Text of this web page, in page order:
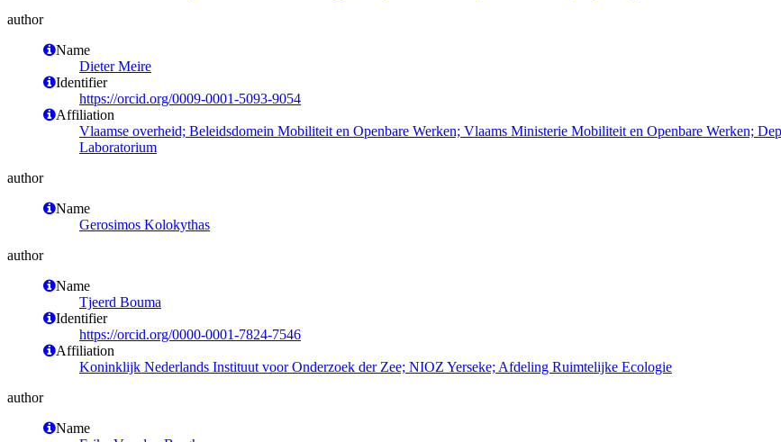
author
Name
Dieter Meire
Identifier
https://orcid.org/0009-0001-5093-9054
Affiliation
Vlaamse overheid; Beleidsdomein Mobiliteit en Openbare Werken; Vlaams Ministerie Mobiliteit en Openbare Werken;
Laboratorium
author
Name
Gerosimos Kolokythas
author
Name
Tjeerd Bouma
Identifier
https://orcid.org/0000-0001-7824-7546
Affiliation
Koninklijk Nederlands Instituut voor Onderzoek der Zee; NIOZ Yerseke; Afdeling Ruimtelijke Ecologie
author
Name